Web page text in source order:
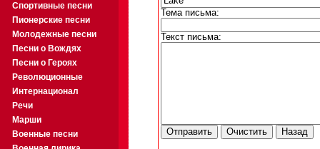
Спортивные песни
Пионерские песни
Молодежные песни
Песни о Вождях
Песни о Героях
Революционные
Интернационал
Речи
Марши
Военные песни
Тема письма:
Текст письма: